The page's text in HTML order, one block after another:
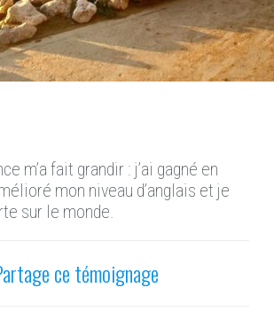
m’a fait grandir : j’ai gagné en
mon niveau d’anglais et je
sur le monde.
ce témoignage